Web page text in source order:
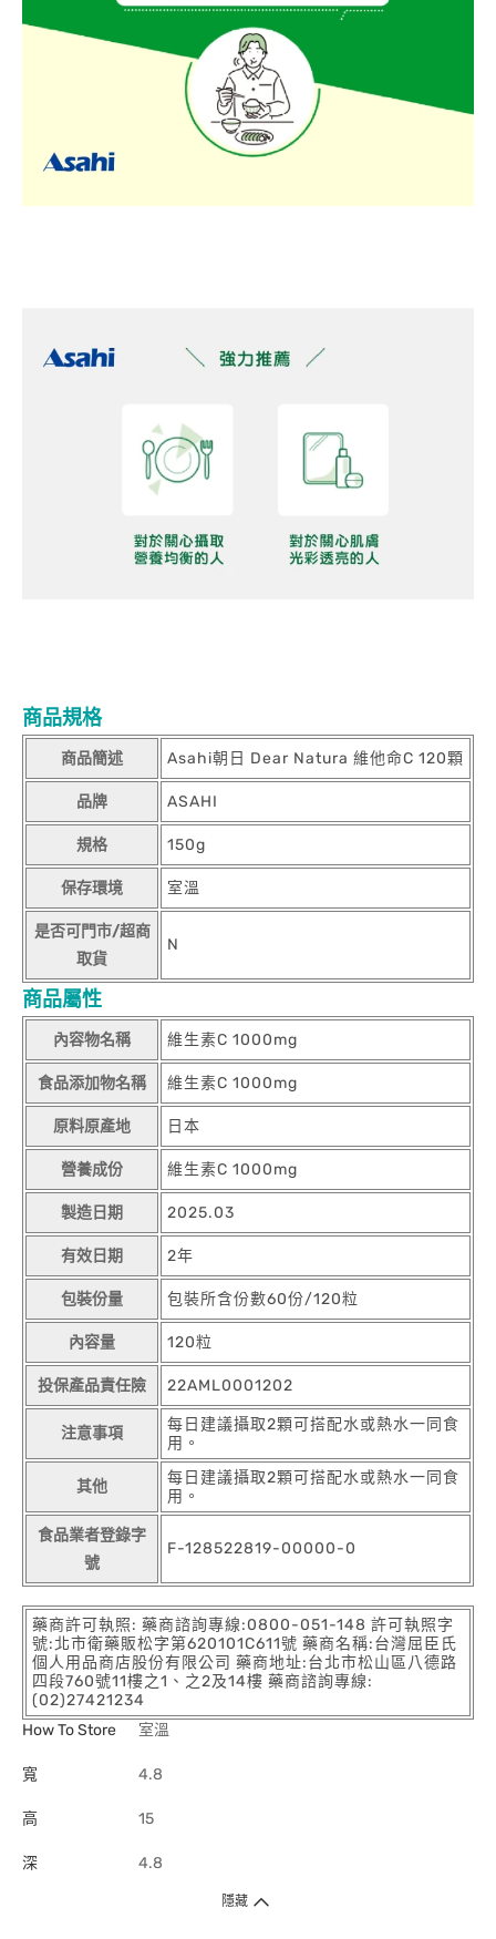
商品規格
商品簡述 Asahi朝日 Dear Natura 維他命C 120顆
品牌 ASAHI
規格 150g
保存環境 室溫
是否可門市/超商
取貨
N
商品屬性
內容物名稱 維生素C 1000mg
食品添加物名稱 維生素C 1000mg
原料原產地 日本
營養成份 維生素C 1000mg
製造日期 2025.03
有效日期 2年
包裝份量 包裝所含份數60份/120粒
內容量 120粒
投保產品責任險 22AML0001202
注意事項
每日建議攝取2顆可搭配水或熱水一同食
用。
其他
每日建議攝取2顆可搭配水或熱水一同食
用。
食品業者登錄字
號
F-128522819-00000-0
藥商許可執照: 藥商諮詢專線:0800-051-148 許可執照字
號:北市衛藥販松字第620101C611號 藥商名稱:台灣屈臣氏
個人用品商店股份有限公司 藥商地址:台北市松山區八德路
四段760號11樓之1、之2及14樓 藥商諮詢專線:
(02)27421234
How To Store
室溫
寬 4.8
高 15
深 4.8
隱藏